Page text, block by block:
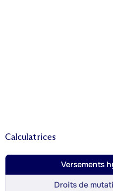
Calculatrices
Versements
Droits de